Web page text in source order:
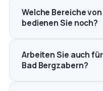
Welche Bereiche
bedienen Sie noch?
Arbeiten Sie auch
Bad Bergzabern?